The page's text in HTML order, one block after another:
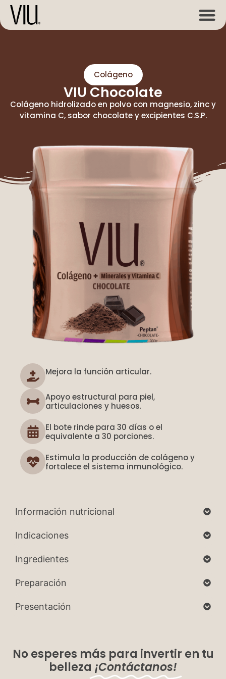
Colágeno
VIU Chocolate
Colágeno hidrolizado en polvo con magnesio, zinc y
vitamina C, sabor chocolate y excipientes C.S.P.
Mejora la función articular.
Apoyo estructural para piel,
articulaciones y huesos.
El bote rinde para 30 días o el
equivalente a 30 porciones.
Estimula la producción de colágeno y
fortalece el sistema inmunológico.
Información nutricional
Indicaciones
Ingredientes
Preparación
Presentación
No esperes más para invertir en tu
belleza ¡Contáctanos!